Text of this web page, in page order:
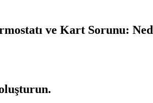
ve Kart Sorunu: